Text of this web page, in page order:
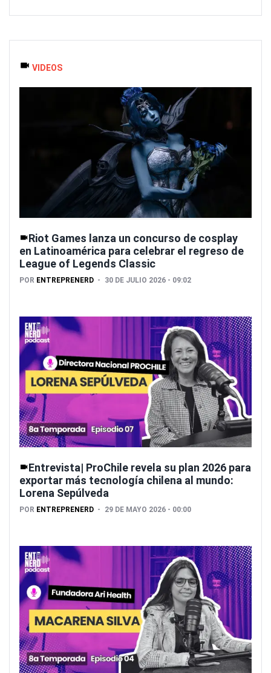
VIDEOS
Riot Games lanza un concurso de cosplay
en Latinoamérica para celebrar el regreso de
League of Legends Classic
POR ENTREPRENERD 30 DE JULIO 2026 - 09:02
Entrevista| ProChile revela su plan 2026 para
exportar más tecnología chilena al mundo:
Lorena Sepúlveda
POR ENTREPRENERD 29 DE MAYO 2026 - 00:00